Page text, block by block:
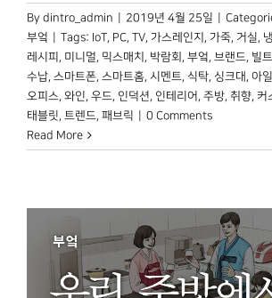
By dintro_admin 2019년 4월 25일
부엌
Tags: IoT, PC TV 가스레인지 가죽 거실
레시피
미니멀 믹스매치 박람회 부엌 브랜드 빌
수납 스마트폰 스마트홈 시멘트 식탁 싱크대 아
오피스 와인 우드 인덕션 인테리어 주방 취향 커
태블릿
트렌드 패브릭
0 Comments
Read More